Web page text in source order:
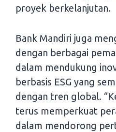
proyek berkelanjutan.
Bank Mandiri juga
dengan berbagai
dalam mendukung
berbasis ESG yang
dengan tren global.
terus memperkuat
dalam mendorong